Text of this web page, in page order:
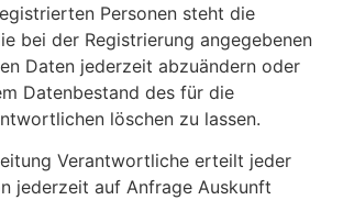
Personen steht die
bei der Registrierung angegebenen
Daten jederzeit abzuändern oder
Datenbestand des für die
löschen zu lassen.
Verantwortliche erteilt jeder
jederzeit auf Anfrage Auskunft